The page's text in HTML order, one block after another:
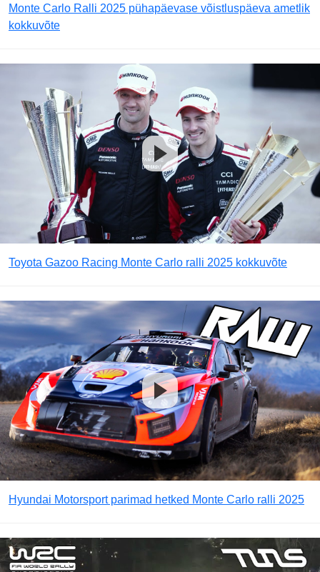
Monte Carlo Ralli 2025 pühapäevase võistluspäeva ametlik
kokkuvõte
Toyota Gazoo Racing Monte Carlo ralli 2025 kokkuvõte
Hyundai Motorsport parimad hetked Monte Carlo ralli 2025